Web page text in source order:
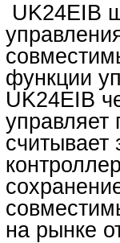
UK24EIB
функции
UK24EIB
управляет
считывает
на рынке